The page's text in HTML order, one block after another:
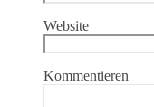
Website
Kommentieren